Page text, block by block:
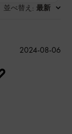
並べ替え : 最新
公
2024-08-06